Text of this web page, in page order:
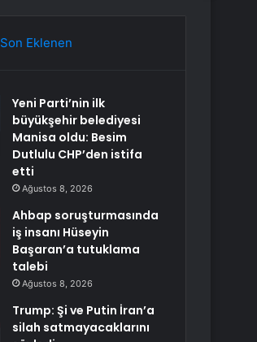
Son Eklenen
Yeni Parti’nin ilk
büyükşehir belediyesi
Manisa oldu: Besim
Dutlulu CHP’den istifa
etti
Ağustos 8, 2026
Ahbap soruşturmasında
iş insanı Hüseyin
Başaran’a tutuklama
talebi
Ağustos 8, 2026
Trump: Şi ve Putin İran’a
silah satmayacaklarını